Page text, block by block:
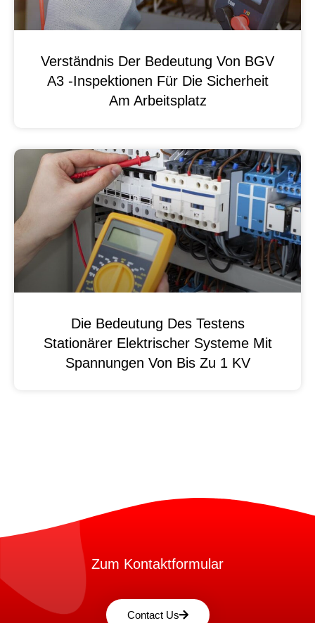
Verständnis Der Bedeutung Von BGV
A3 -Inspektionen Für Die Sicherheit
Am Arbeitsplatz
Die Bedeutung Des Testens
Stationärer Elektrischer Systeme Mit
Spannungen Von Bis Zu 1 KV
Zum Kontaktformular
Contact Us